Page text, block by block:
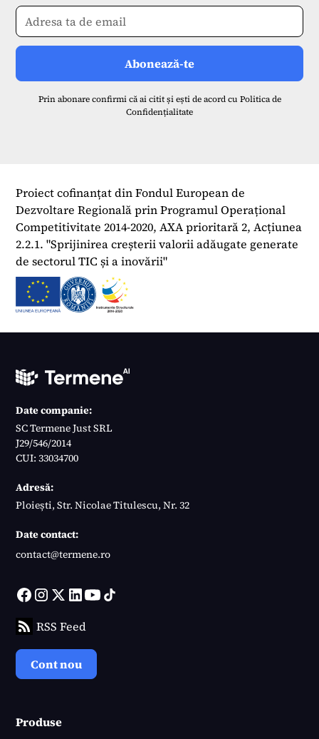
Prin abonare confirmi că ai citit și ești de acord cu Politica de
Confidențialitate
Proiect cofinanțat din Fondul European de
Dezvoltare Regională prin Programul Operațional
Competitivitate 2014-2020, AXA prioritară 2, Acțiunea
2.2.1. "Sprijinirea creșterii valorii adăugate generate
de sectorul TIC și a inovării"
Date companie:
SC Termene Just SRL
J29/546/2014
CUI: 33034700
Adresă:
Ploiești, Str. Nicolae Titulescu, Nr. 32
Date contact:
contact@termene.ro
RSS Feed
Cont nou
Produse